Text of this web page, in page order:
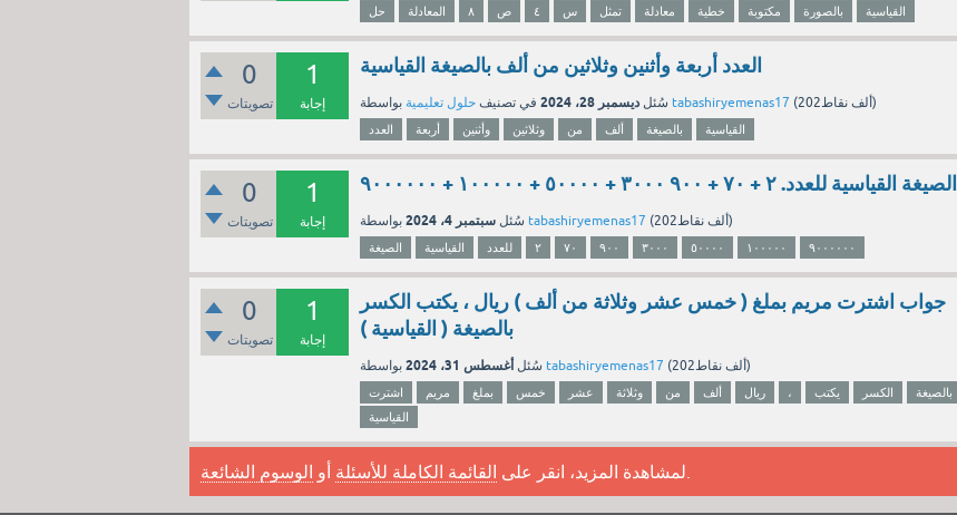
حل المعادلة ٨ ص ٤ س تمثل معادلة خطية مكتوبة بالصورة القياسية
0
تصويتات
1
إجابة
العدد أربعة وأثنين وثلاثين من ألف بالصيغة القياسية
سُئل ديسمبر 28، 2024 في تصنيف حلول تعليمية tabashiryemenas17 ( 202ألفنقاط)
العدد أربعة وأثنين وثلاثين من ألف بالصيغة القياسية
0
تصويتات
1
إجابة
الصيغة القياسية للعدد. ٢ + ٧٠ + ٩٠٠ ٣٠٠٠ + ٥٠٠٠٠ + ١٠٠٠٠٠ + ٩٠٠٠٠٠٠
سُئل سبتمبر 4، 2024 tabashiryemenas17 ( 202ألفنقاط)
الصيغة القياسية للعدد ٢ ٧٠ ٩٠٠ ٣٠٠٠ ٥٠٠٠٠ ١٠٠٠٠٠ ٩٠٠٠٠٠٠
0
تصويتات
1
إجابة
جواب اشترت مريم بملغ ( خمس عشر وثلاثة من ألف ) ريال ، يكتب الكسر
بالصيغة ( القياسية )
سُئل أغسطس 31، 2024 tabashiryemenas17 ( 202ألفنقاط)
اشترت مريم بملغ خمس عشر وثلاثة من ألف ريال ، يكتب الكسر
بالصيغة
القياسية
لمشاهدة المزيد، انقر على القائمة الكاملة للأسئلة أو الوسوم الشائعة